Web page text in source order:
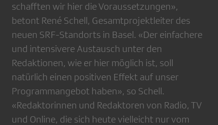
schafften wir hier die Voraussetzungen»,
betont René Schell, Gesamtprojektleiter des
neuen SRF-Standorts in Basel. «Der einfachere
und intensivere Austausch unter den
Redaktionen, wie er hier möglich ist, soll
natürlich einen positiven Effekt auf unser
Programmangebot haben», so Schell.
«Redaktorinnen und Redaktoren von Radio, TV
und Online, die sich heute vielleicht nur vom